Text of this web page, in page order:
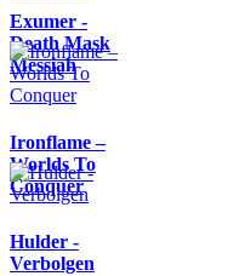
Exumer -
Death Mask
Messiah
Ironflame –
Worlds To
Conquer
Hulder -
Verbolgen